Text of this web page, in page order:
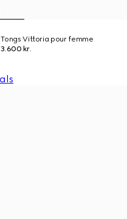
Tongs Vittoria pour femme
3.600 kr.